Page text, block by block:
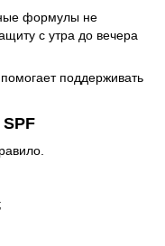
формулы не
с утра до вечера
поддерживать